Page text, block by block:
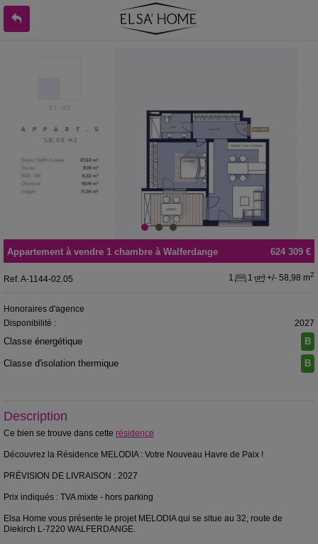
624 309 €
Appartement à vendre 1 chambre à Walferdange
Ref. A-1144-02.05 1 1 +/- 58,98 m2
Honoraires d'agence
Disponibilité :
2027
Classe énergétique B
Classe d'isolation thermique B
Description
Ce bien se trouve dans cette résidence
Découvrez la Résidence MELODIA : Votre Nouveau Havre de Paix !
PRÉVISION DE LIVRAISON : 2027
Prix indiqués : TVA mixte - hors parking
Elsa Home vous présente le projet MELODIA qui se situe au 32, route de
Diekirch L-7220 WALFERDANGE.